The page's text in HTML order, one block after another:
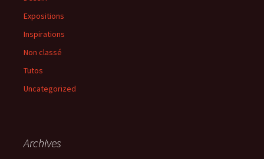
Expositions
Inspirations
Non classé
Tutos
Uncategorized
Archives